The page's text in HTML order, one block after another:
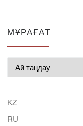
МҰРАҒАТ
KZ
RU